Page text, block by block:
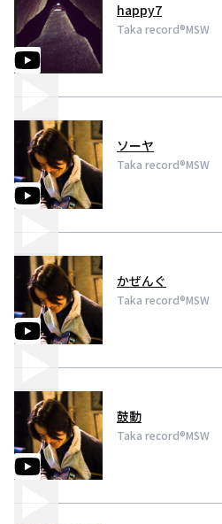
happy7
Taka record®︎MSW
ソーヤ
Taka record®︎MSW
かぜんぐ
Taka record®︎MSW
鼓動
Taka record®︎MSW